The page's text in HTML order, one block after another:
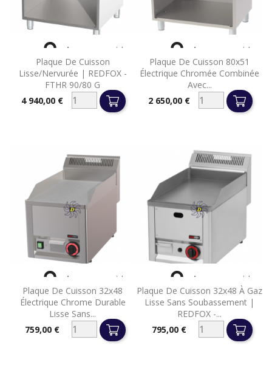
Plaque De Cuisson
Lisse/nervurée | REDFOX -
FTHR 90/80 G
Prix4 940,00 €
 Aperçu rapide
Plaque De Cuisson 80x51
Électrique Chromée Combinée
Avec...
Prix2 650,00 €
 Aperçu rapide
Plaque De Cuisson 32x48
Électrique Chrome Durable
Lisse Sans...
Prix759,00 €
 Aperçu rapide
Plaque De Cuisson 32x48 À Gaz
Lisse Sans Soubassement |
REDFOX -...
Prix795,00 €
 Aperçu rapide